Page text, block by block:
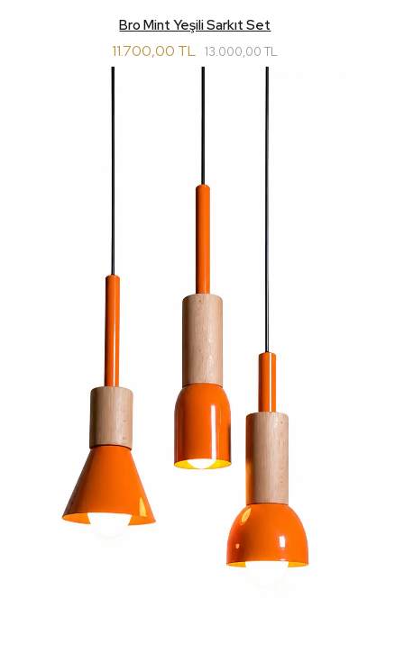
Bro Mint Yeşili Sarkıt Set
11.700,00 TL 13.000,00 TL